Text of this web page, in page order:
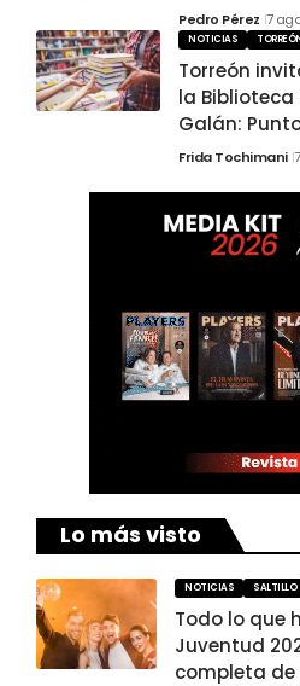
Pedro Pérez 7
NOTICIAS
Torreón
la Biblioteca
Galán:
Frida Tochimani
Lo más visto
NOTICIAS SALTILLO
Todo lo que
Juventud
completa